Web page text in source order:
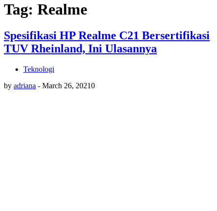
Tag: Realme
Spesifikasi HP Realme C21 Bersertifikasi
TUV Rheinland, Ini Ulasannya
Teknologi
by adriana - March 26, 20210